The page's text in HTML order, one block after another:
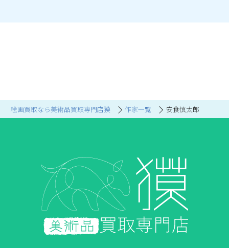
絵画買取なら美術品買取専門店獏 作家一覧 安食慎太郎